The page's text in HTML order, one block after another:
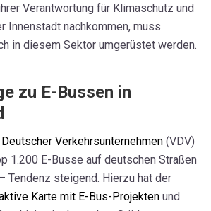
Verantwortung für Klimaschutz und
Innenstadt nachkommen, muss
in diesem Sektor umgerüstet werden.
zu E-Bussen in
Verkehrsunternehmen (VDV)
1.200 E-Busse auf deutschen Straßen
Tendenz steigend. Hierzu hat der
Karte mit E-Bus-Projekten und